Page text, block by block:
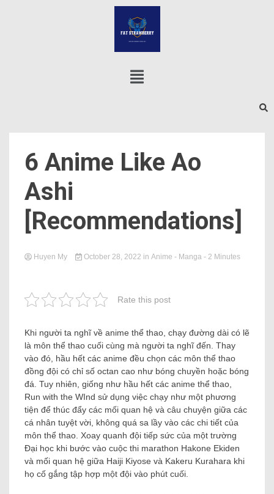
6 Anime Like Ao
Ashi
[Recommendations]
Huyen My October 28, 2022 in Anime - Manga - 2 Minutes
Rate this post
Khi người ta nghĩ về anime thể thao, chạy đường dài có lẽ
là môn thể thao cuối cùng mà người ta nghĩ đến. Thay
vào đó, hầu hết các anime đều chọn các môn thể thao
đồng đội có chỉ số octan cao như bóng chuyền hoặc bóng
đá. Tuy nhiên, giống như hầu hết các anime thể thao,
Run with the WInd sử dụng việc chạy như một phương
tiện để thúc đẩy các mối quan hệ và câu chuyện giữa các
cá nhân tuyệt vời, không quá sa lầy vào các chi tiết của
môn thể thao. Xoay quanh đội tiếp sức của một trường
Đại học khi bước vào cuộc thi marathon Hakone Ekiden
và mối quan hệ giữa Haiji Kiyose và Kakeru Kurahara khi
họ cố gắng tập hợp một đội vào phút cuối.